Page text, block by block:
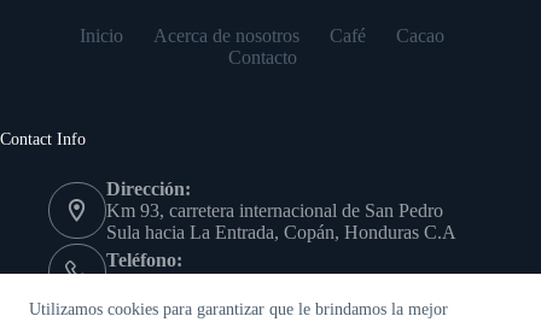
Utilizamos cookies para garantizar que le brindamos la mejor
Inicio Acerca de nosotros Café
Cacao
Contacto
Contact Info
Dirección:
Km 93, carretera internacional de San Pedro
Sula hacia La Entrada, Copán, Honduras C.A
Teléfono:
Copyright © - Cooperativa Agrícola Cafetalera San Antonio